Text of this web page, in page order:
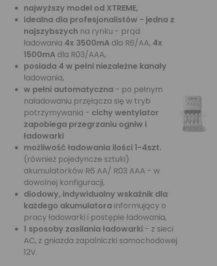
najwyższy model od XTREME,
idealna dla profesjonalistów - jedna z
najszybszych na rynku - prąd
ładowania 4x 3500mA dla R6/AA, 4x
1500mA dla R03/AAA,
posiada 4 w pełni niezależne kanały
ładowania,
w pełni automatyczna - po pełnym
naładowaniu przęłącza się w tryb
potrzymywania - cichy wentylator
zapobiega przegrzaniu ogniw i
ładowarki
możliwość ładowania ilości 1-4szt.
(również pojedyncze sztuki)
akumulatorków R6 AA/ R03 AAA - w
dowolnej konfiguracji,
diodowy, indywidualny wskaźnik dla
każdego akumulatora informujący o
pracy ładowarki i postępie ładowania,
1 sposoby zasilania ładowarki - z sieci
AC, z gniazda zapalniczki samochodowej
12V.